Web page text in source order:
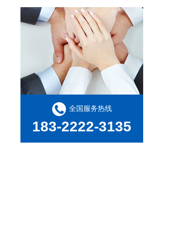
全国服务热线
183-2222-3135